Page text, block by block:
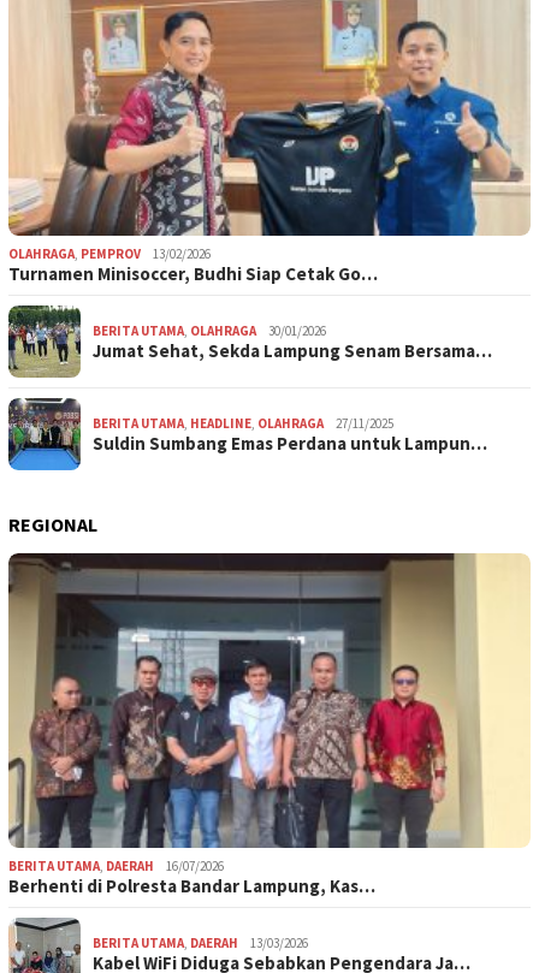
OLAHRAGA PEMPROV 13/02/2026
Turnamen Minisoccer, Budhi Siap Cetak Go…
BERITA UTAMA OLAHRAGA 30/01/2026
Jumat Sehat, Sekda Lampung Senam Bersama…
BERITA UTAMA HEADLINE OLAHRAGA 27/11/2025
Suldin Sumbang Emas Perdana untuk Lampun…
REGIONAL
BERITA UTAMA, DAERAH 16/07/2026
Berhenti di Polresta Bandar Lampung, Kas…
BERITA UTAMA, DAERAH 13/03/2026
Kabel WiFi Diduga Sebabkan Pengendara Ja…